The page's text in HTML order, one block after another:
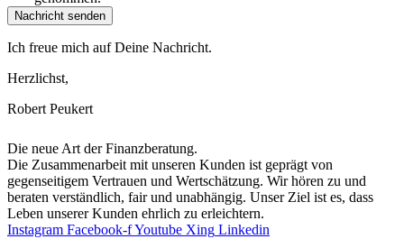
Nachricht senden
Ich freue mich auf Deine Nachricht.
Herzlichst,
Robert Peukert
Die neue Art der Finanzberatung.
Die Zusammenarbeit mit unseren Kunden ist geprägt von
gegenseitigem Vertrauen und Wertschätzung. Wir hören zu und
beraten verständlich, fair und unab­hängig. Unser Ziel ist es, dass
Leben unserer Kunden ehrlich zu erleichtern.
Instagram Facebook-fYoutube Xing Linkedin